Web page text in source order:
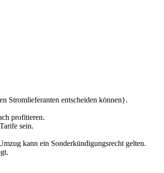
Stromlieferanten entscheiden können}.
profitieren.
sein.
kann ein Sonderkündigungsrecht gelten.